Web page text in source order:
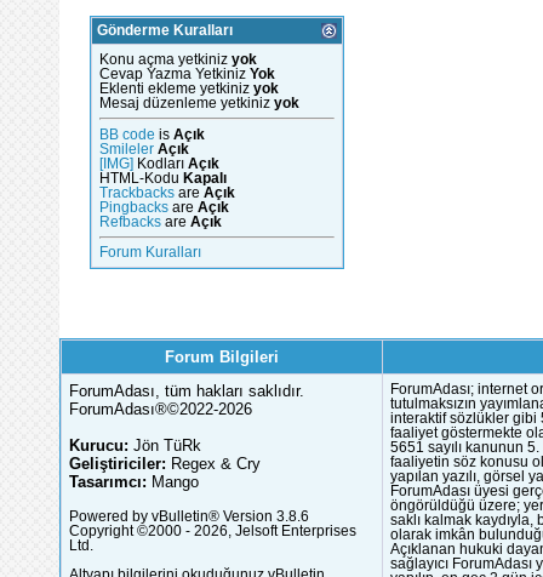
Gönderme Kuralları
Konu açma yetkiniz yok
Cevap Yazma Yetkiniz Yok
Eklenti ekleme yetkiniz yok
Mesaj düzenleme yetkiniz yok
BB code is Açık
Smileler Açık
[IMG] Kodları Açık
HTML-Kodu Kapalı
Trackbacks are Açık
Pingbacks are Açık
Refbacks are Açık
Forum Kuralları
Forum Bilgileri
ForumAdası, tüm hakları saklıdır.
ForumAdası®©2022-2026
Kurucu: Jön TüRk
Geliştiriciler: Regex & Cry
Tasarımcı: Mango
Powered by vBulletin® Version 3.8.6
Copyright ©2000 - 2026, Jelsoft Enterprises
Ltd.
ForumAdası; internet
tutulmaksızın
interaktif sözlükler gibi
faaliyet göstermekte
5651 sayılı kanunun
faaliyetin söz konusu
yapılan yazılı, görsel
ForumAdası üyesi
öngörüldüğü üzere;
saklı kalmak
olarak imkân
Açıklanan hukuki
sağlayıcı